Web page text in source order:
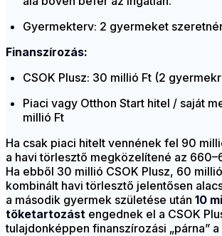
Gyermekterv: 2 gyermeket
Finanszírozás:
CSOK Plusz: 30 millió Ft (2
Piaci vagy Otthon Start hitel / saját
millió Ft
Ha csak piaci hitelt vennének fel 90
a havi törlesztő megközelítené az
Ha ebből 30 millió CSOK Plusz, 60
kombinált havi törlesztő jelentősen
a második gyermek születése után 10
tőketartozást engednek el a CSOK
tulajdonképpen finanszírozási „párna” a